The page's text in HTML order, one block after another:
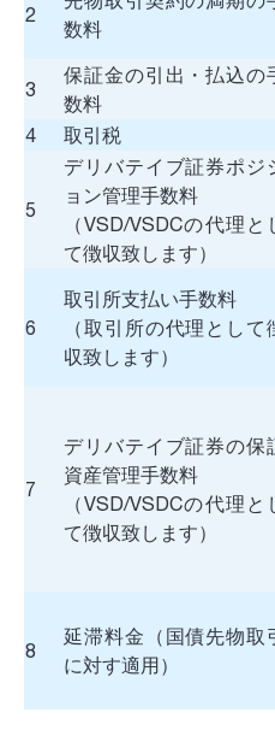
2
数料
3
保証金の引出・払込の
数料
4 取引税
5
デリバテイブ証券ポジ
ョン管理手数料
（VSD/VSDCの代理と
て徴収致します）
6
取引所支払い手数料
（取引所の代理として
収致します）
7
デリバテイブ証券の保
資産管理手数料
（VSD/VSDCの代理と
て徴収致します）
8
延滞料金（国債先物取
に対す適用）